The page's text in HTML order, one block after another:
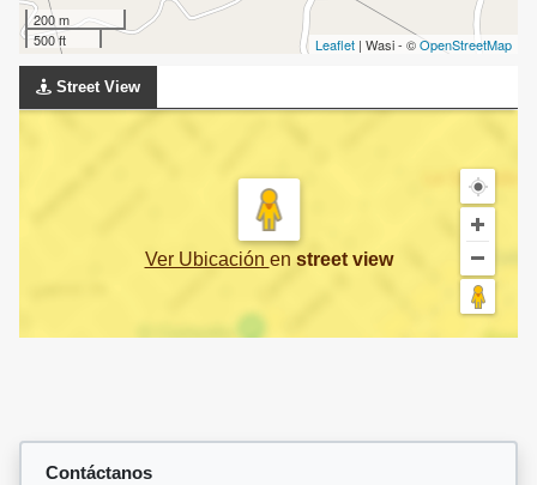
200 m
500 ft
Leaflet | Wasi - ©OpenStreetMap
Street View
Ver Ubicación en street view
Contáctanos